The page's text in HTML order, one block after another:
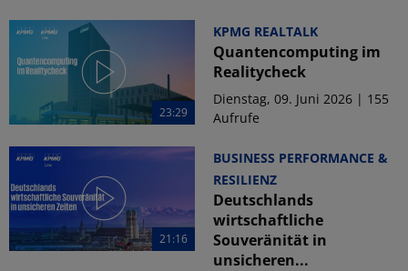
23:29
KPMG REALTALK
Quantencomputing im
Realitycheck
Dienstag, 09. Juni 2026 | 155
Aufrufe
21:16
BUSINESS PERFORMANCE &
RESILIENZ
Deutschlands
wirtschaftliche
Souveränität in
unsicheren...